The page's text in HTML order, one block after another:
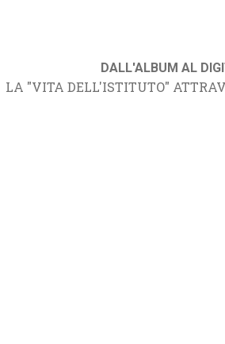
DALL'ALBUM AL
LA "VITA DELL'ISTITUTO"